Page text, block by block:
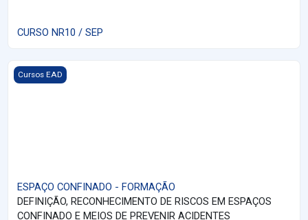
CURSO NR10 / SEP
Imagem do curso ESPAÇO CONFINADO - FORMAÇÃO
Cursos EAD
ESPAÇO CONFINADO - FORMAÇÃO
DEFINIÇÃO, RECONHECIMENTO DE RISCOS EM ESPAÇOS
CONFINADO E MEIOS DE PREVENIR ACIDENTES